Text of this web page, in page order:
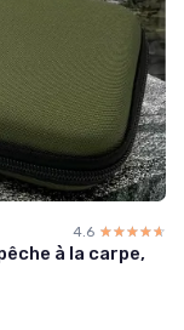
4.6 ☆☆☆☆☆
★★★★★
à la carpe,